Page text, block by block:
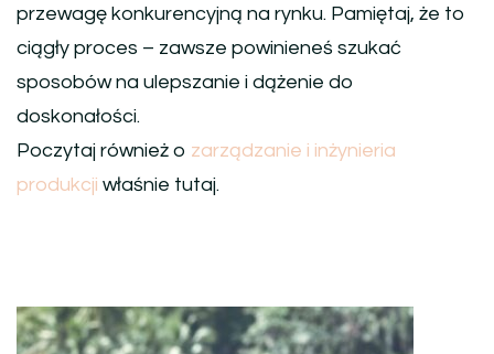
przewagę konkurencyjną na rynku. Pamiętaj, że to
ciągły proces – zawsze powinieneś szukać
sposobów na ulepszanie i dążenie do
doskonałości.
Poczytaj również o zarządzanie i inżynieria
produkcji właśnie tutaj.
Nawigacja